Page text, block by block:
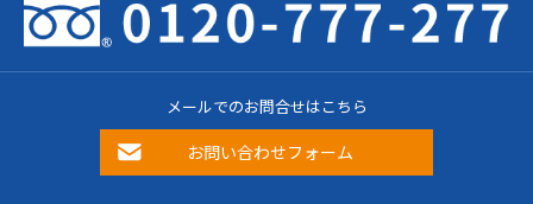
メールでのお問合せはこちら
お問い合わせフォーム